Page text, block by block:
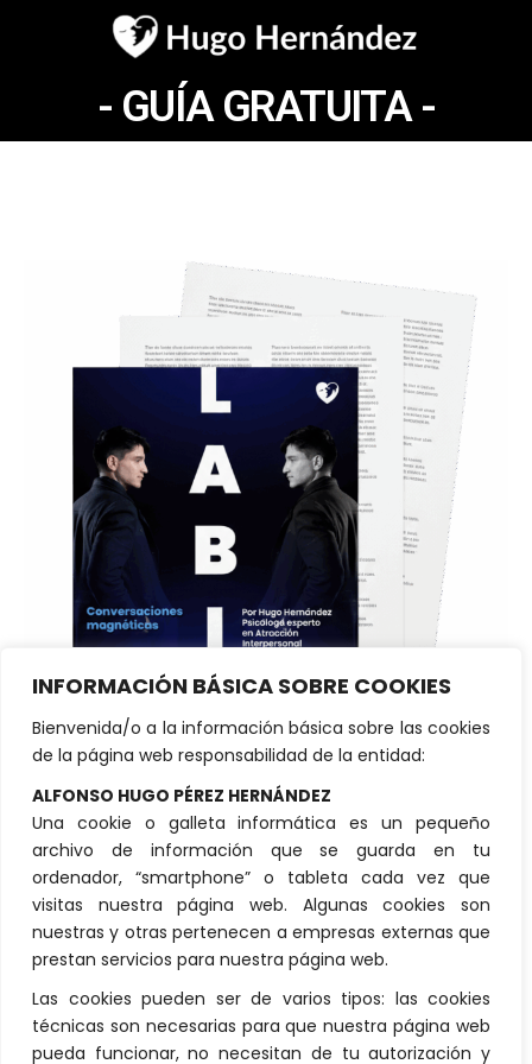
INFORMACIÓN BÁSICA SOBRE COOKIES
Bienvenida/o a la información básica sobre las cookies
de la página web responsabilidad de la entidad:
ALFONSO HUGO PÉREZ HERNÁNDEZ
Una cookie o galleta informática es un pequeño
archivo de información que se guarda en tu
ordenador, “smartphone” o tableta cada vez que
visitas nuestra página web. Algunas cookies son
nuestras y otras pertenecen a empresas externas que
prestan servicios para nuestra página web.
Las cookies pueden ser de varios tipos: las cookies
técnicas son necesarias para que nuestra página web
pueda funcionar, no necesitan de tu autorización y
- GUÍA GRATUITA -
Aprende a mantener
conversaciones magnéticas que
generan conexión y atracción
DESCARGAR GUÍA LABIA